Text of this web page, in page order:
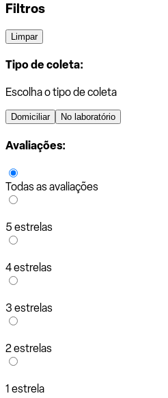
Filtros
Limpar
Tipo de coleta:
Escolha o tipo de coleta
Domiciliar No laboratório
Avaliações:
Todas as avaliações
5 estrelas
4 estrelas
3 estrelas
2 estrelas
1 estrela